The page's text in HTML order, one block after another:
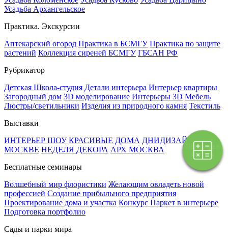
Поэтапная
оплата
Усадьба Архангельское
Практика. Экскурсии
Аптекарский огород Практика в БСМГУ Практика по защите
растений Коллекция сиреней БСМГУ ГБСАН РФ
Рубрикатор
Детская Школа-студия Детали интерьера Интерьер квартиры
Загородный дом 3D моделирование Интерьеры 3D Мебель
Люстры/светильники Изделия из природного камня Текстиль
Выставки
ИНТЕРЬЕР ШОУ КРАСИВЫЕ ДОМА ДНИДИЗАЙНА В
МОСКВЕ НЕДЕЛЯ ДЕКОРА АРХ МОСКВА
Бесплатные семинары
Волшебный мир флористики Желающим овладеть новой
профессией Создание прибыльного предприятия
Проектирование дома и участка Конкурс Паркет в интерьере
Подготовка портфолио
Сады и парки мира